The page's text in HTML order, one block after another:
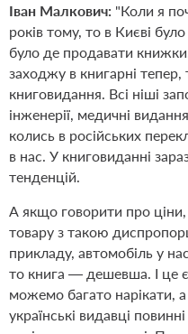
Іван Малкович: "Коли я
років тому, то в Києві
було де продавати
заходжу в книгарні тепер,
книговидання. Всі ніші
інженерії, медичні
колись в російських
в нас. У книговиданні
тенденцій.
А якщо говорити про ціни,
товару з такою
прикладу, автомобіль у
то книга — дешевша. І це
можемо багато нарікати,
українські видавці